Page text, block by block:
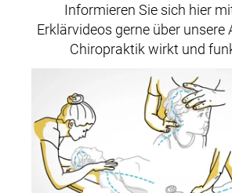
Informieren Sie sich hier
Erklärvideos gerne über unsere
Chiropraktik wirkt und